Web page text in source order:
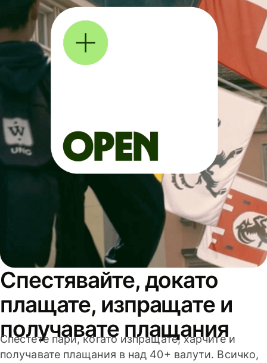
Спестявайте, докато
плащате, изпращате и
получавате плащания
Спестете пари, когато изпращате, харчите и
получавате плащания в над 40+ валути. Всичко,